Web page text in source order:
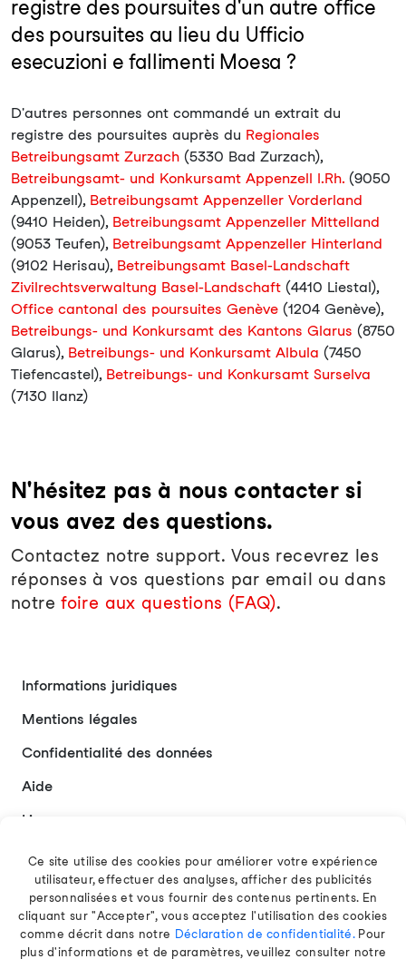
registre des poursuites d'un autre office
des poursuites au lieu du Ufficio
esecuzioni e fallimenti Moesa ?
D'autres personnes ont commandé un extrait du
registre des poursuites auprès du Regionales
Betreibungsamt Zurzach (5330 Bad Zurzach),
Betreibungsamt- und Konkursamt Appenzell I.Rh. (9050
Appenzell), Betreibungsamt Appenzeller Vorderland
(9410 Heiden), Betreibungsamt Appenzeller Mittelland
(9053 Teufen), Betreibungsamt Appenzeller Hinterland
(9102 Herisau), Betreibungsamt Basel-Landschaft
Zivilrechtsverwaltung Basel-Landschaft (4410 Liestal),
Office cantonal des poursuites Genève (1204 Genève),
Betreibungs- und Konkursamt des Kantons Glarus (8750
Glarus), Betreibungs- und Konkursamt Albula (7450
Tiefencastel), Betreibungs- und Konkursamt Surselva
(7130 Ilanz)
N'hésitez pas à nous contacter si
vous avez des questions.
Contactez notre support. Vous recevrez les
réponses à vos questions par email ou dans
notrefoire aux questions (FAQ).
Informations juridiques
Mentions légales
Confidentialité des données
Aide
Liens
Contact
Français
Ce site utilise des cookies pour améliorer votre expérience
utilisateur, effectuer des analyses, afficher des publicités
personnalisées et vous fournir des contenus pertinents. En
cliquant sur "Accepter", vous acceptez l'utilisation des cookies
comme décrit dans notre Déclaration de confidentialité.Pour
plus d'informations et de paramètres, veuillez consulter notre